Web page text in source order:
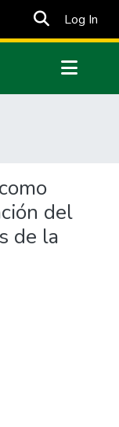
Log In
del
de la